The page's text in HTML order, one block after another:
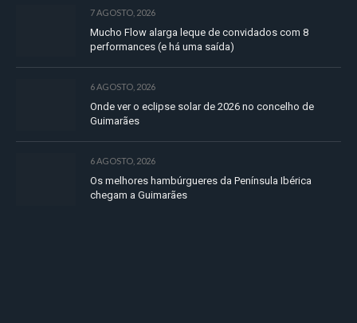
7 AGOSTO, 2026
Mucho Flow alarga leque de convidados com 8
performances (e há uma saída)
6 AGOSTO, 2026
Onde ver o eclipse solar de 2026 no concelho de
Guimarães
6 AGOSTO, 2026
Os melhores hambúrgueres da Península Ibérica
chegam a Guimarães